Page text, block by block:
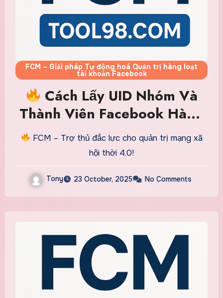
FCM – Giải pháp Tự động hoá Quản trị hàng loạt
tài khoản Facebook
Cách Lấy UID Nhóm Và
Thành Viên Facebook Hàng
Loạt Nhanh Gọn Chỉ Trong
Vài Click
FCM – Trợ thủ đắc lực cho quản trị mạng xã
hội thời 4.0!
Tony 23 October, 2025 No Comments